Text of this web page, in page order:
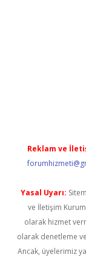
Reklam ve
Yasal Uyarı:
ve İletişim
olarak hizmet
olarak denetleme
Ancak, üyelerimiz